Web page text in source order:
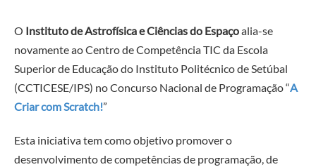
O Instituto de Astrofísica e Ciências do Espaçoalia-se
novamente ao Centro de Competência TIC da Escola
Superior de Educação do Instituto Politécnico de Setúbal
(CCTICESE/IPS) no Concurso Nacional de Programação “A
Criar com Scratch!”
Esta iniciativa tem como objetivo promover o
desenvolvimento de competências de programação, de